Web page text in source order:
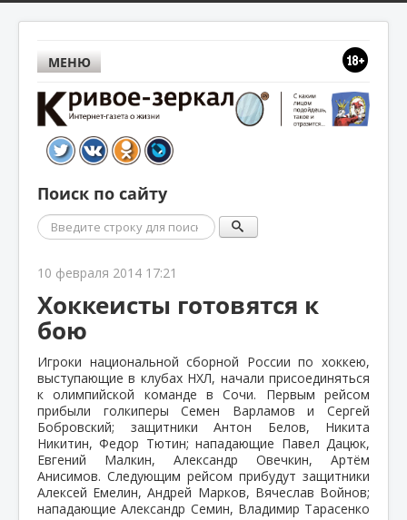
МЕНЮ
Поиск по сайту
Поиск
10 февраля 2014 17:21
Хоккеисты готовятся к
бою
Игроки национальной сборной России по хоккею,
выступающие в клубах НХЛ, начали присоединяться
к олимпийской команде в Сочи. Первым рейсом
прибыли голкиперы Семен Варламов и Сергей
Бобровский; защитники Антон Белов, Никита
Никитин, Федор Тютин; нападающие Павел Дацюк,
Евгений Малкин, Александр Овечкин, Артём
Анисимов. Следующим рейсом прибудут защитники
Алексей Емелин, Андрей Марков, Вячеслав Войнов;
нападающие Александр Семин, Владимир Тарасенко